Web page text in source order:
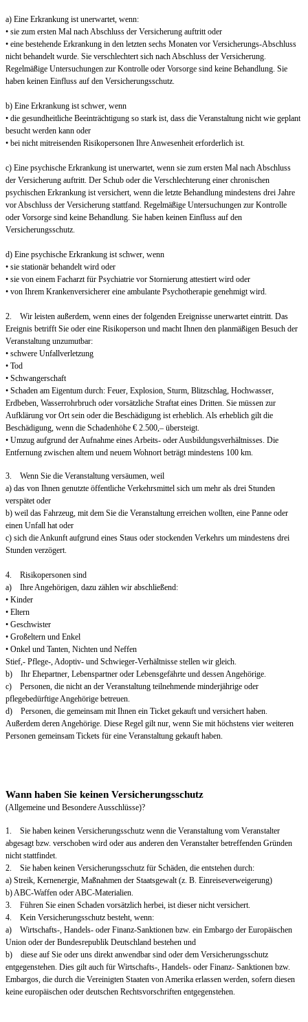
a) Eine Erkrankung ist unerwartet, wenn:
• sie zum ersten Mal nach Abschluss der Versicherung auftritt oder
• eine bestehende Erkrankung in den letzten sechs Monaten vor Versicherungs-Abschluss
nicht behandelt wurde. Sie verschlechtert sich nach Abschluss der Versicherung.
Regelmäßige Untersuchungen zur Kontrolle oder Vorsorge sind keine Behandlung. Sie
haben keinen Einfluss auf den Versicherungsschutz.
b) Eine Erkrankung ist schwer, wenn
• die gesundheitliche Beeinträchtigung so stark ist, dass die Veranstaltung nicht wie geplant
besucht werden kann oder
• bei nicht mitreisenden Risikopersonen Ihre Anwesenheit erforderlich ist.
c) Eine psychische Erkrankung ist unerwartet, wenn sie zum ersten Mal nach Abschluss
der Versicherung auftritt. Der Schub oder die Verschlechterung einer chronischen
psychischen Erkrankung ist versichert, wenn die letzte Behandlung mindestens drei Jahre
vor Abschluss der Versicherung stattfand. Regelmäßige Untersuchungen zur Kontrolle
oder Vorsorge sind keine Behandlung. Sie haben keinen Einfluss auf den
Versicherungsschutz.
d) Eine psychische Erkrankung ist schwer, wenn
• sie stationär behandelt wird oder
• sie von einem Facharzt für Psychiatrie vor Stornierung attestiert wird oder
• von Ihrem Krankenversicherer eine ambulante Psychotherapie genehmigt wird.
2. Wir leisten außerdem, wenn eines der folgenden Ereignisse unerwartet eintritt. Das
Ereignis betrifft Sie oder eine Risikoperson und macht Ihnen den planmäßigen Besuch der
Veranstaltung unzumutbar:
• schwere Unfallverletzung
• Tod
• Schwangerschaft
• Schaden am Eigentum durch: Feuer, Explosion, Sturm, Blitzschlag, Hochwasser,
Erdbeben, Wasserrohrbruch oder vorsätzliche Straftat eines Dritten. Sie müssen zur
Aufklärung vor Ort sein oder die Beschädigung ist erheblich. Als erheblich gilt die
Beschädigung, wenn die Schadenhöhe € 2.500,– übersteigt.
• Umzug aufgrund der Aufnahme eines Arbeits- oder Ausbildungsverhältnisses. Die
Entfernung zwischen altem und neuem Wohnort beträgt mindestens 100 km.
3. Wenn Sie die Veranstaltung versäumen, weil
a) das von Ihnen genutzte öffentliche Verkehrsmittel sich um mehr als drei Stunden
verspätet oder
b) weil das Fahrzeug, mit dem Sie die Veranstaltung erreichen wollten, eine Panne oder
einen Unfall hat oder
c) sich die Ankunft aufgrund eines Staus oder stockenden Verkehrs um mindestens drei
Stunden verzögert.
4. Risikopersonen sind
a) Ihre Angehörigen, dazu zählen wir abschließend:
• Kinder
• Eltern
• Geschwister
• Großeltern und Enkel
• Onkel und Tanten, Nichten und Neffen
Stief,- Pflege-, Adoptiv- und Schwieger-Verhältnisse stellen wir gleich.
b) Ihr Ehepartner, Lebenspartner oder Lebensgefährte und dessen Angehörige.
c) Personen, die nicht an der Veranstaltung teilnehmende minderjährige oder
pflegebedürftige Angehörige betreuen.
d) Personen, die gemeinsam mit Ihnen ein Ticket gekauft und versichert haben.
Außerdem deren Angehörige. Diese Regel gilt nur, wenn Sie mit höchstens vier weiteren
Personen gemeinsam Tickets für eine Veranstaltung gekauft haben.
Wann haben Sie keinen Versicherungsschutz
(Allgemeine und Besondere Ausschlüsse)?
1. Sie haben keinen Versicherungsschutz wenn die Veranstaltung vom Veranstalter
abgesagt bzw. verschoben wird oder aus anderen den Veranstalter betreffenden Gründen
nicht stattfindet.
2. Sie haben keinen Versicherungsschutz für Schäden, die entstehen durch:
a) Streik, Kernenergie, Maßnahmen der Staatsgewalt (z. B. Einreiseverweigerung)
b) ABC-Waffen oder ABC-Materialien.
3. Führen Sie einen Schaden vorsätzlich herbei, ist dieser nicht versichert.
4. Kein Versicherungsschutz besteht, wenn:
a) Wirtschafts-, Handels- oder Finanz-Sanktionen bzw. ein Embargo der Europäischen
Union oder der Bundesrepublik Deutschland bestehen und
b) diese auf Sie oder uns direkt anwendbar sind oder dem Versicherungsschutz
entgegenstehen. Dies gilt auch für Wirtschafts-, Handels- oder Finanz- Sanktionen bzw.
Embargos, die durch die Vereinigten Staaten von Amerika erlassen werden, sofern diesen
keine europäischen oder deutschen Rechtsvorschriften entgegenstehen.